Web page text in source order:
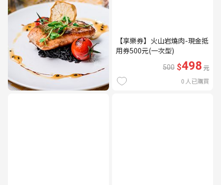
【享樂券】火山岩燒肉-現金抵
用券500元(一次型)
500 $498元
0 人已購買